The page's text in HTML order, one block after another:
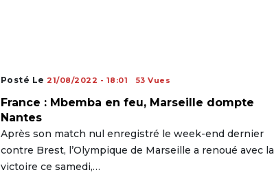
Posté Le 21/08/2022 - 18:01 53 Vues
France : Mbemba en feu, Marseille dompte
Nantes
Après son match nul enregistré le week-end dernier
contre Brest, l’Olympique de Marseille a renoué avec la
victoire ce samedi,…